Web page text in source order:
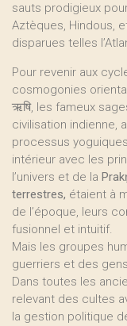
sauts prodigieux
Aztèques, Hindous,
disparues telles
Pour revenir aux
cosmogonies
ऋषि, les fameux
civilisation indienne,
processus
intérieur avec les
l’univers et de la
terrestres, étaient à
de l’époque, leurs
fusionnel et intuitif.
Mais les groupes
guerriers et des
Dans toutes les
relevant des cultes
la gestion politique